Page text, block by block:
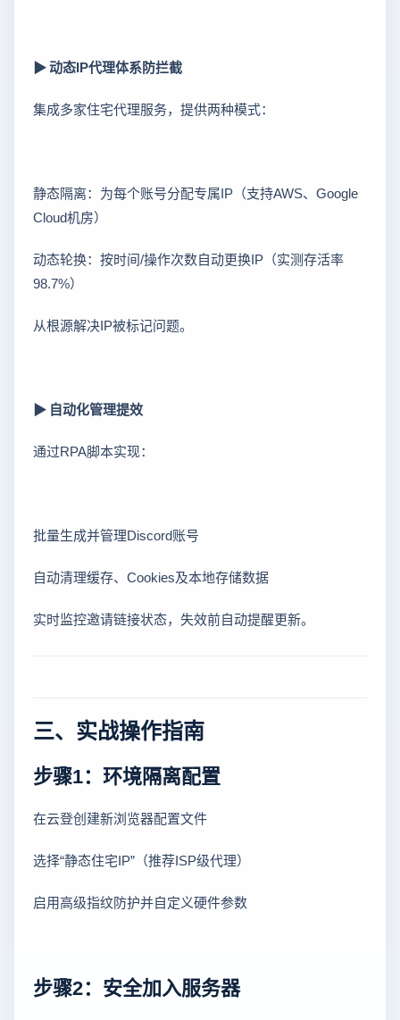
▶ 动态IP代理体系防拦截
集成多家住宅代理服务，提供两种模式：
静态隔离：为每个账号分配专属IP（支持AWS、Google
Cloud机房）
动态轮换：按时间/操作次数自动更换IP（实测存活率
98.7%）
从根源解决IP被标记问题。
▶ 自动化管理提效
通过RPA脚本实现：
批量生成并管理Discord账号
自动清理缓存、Cookies及本地存储数据
实时监控邀请链接状态，失效前自动提醒更新。
三、实战操作指南
步骤1：环境隔离配置
在云登创建新浏览器配置文件
选择“静态住宅IP”（推荐ISP级代理）
启用高级指纹防护并自定义硬件参数
步骤2：安全加入服务器